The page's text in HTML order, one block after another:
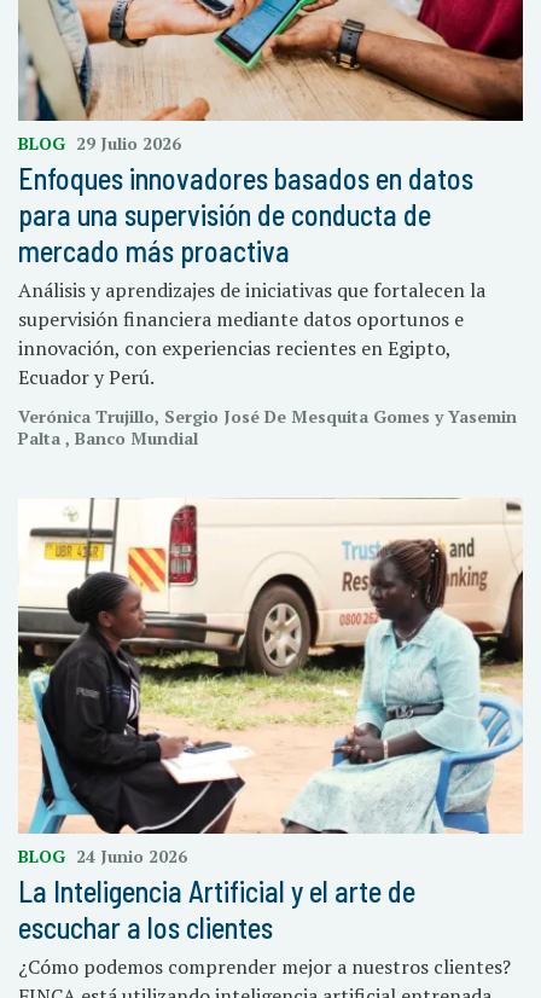
BLOG 29 Julio 2026
Enfoques innovadores basados en datos
para una supervisión de conducta de
mercado más proactiva
Análisis y aprendizajes de iniciativas que fortalecen la
supervisión financiera mediante datos oportunos e
innovación, con experiencias recientes en Egipto,
Ecuador y Perú.
Verónica Trujillo, Sergio José De Mesquita Gomes y Yasemin
Palta , Banco Mundial
BLOG 24 Junio 2026
La Inteligencia Artificial y el arte de
escuchar a los clientes
¿Cómo podemos comprender mejor a nuestros clientes?